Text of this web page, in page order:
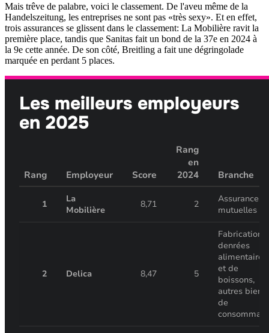
Mais trêve de palabre, voici le classement. De l'aveu même de la
Handelszeitung, les entreprises ne sont pas «très sexy». Et en effet,
trois assurances se glissent dans le classement: La Mobilière ravit la
première place, tandis que Sanitas fait un bond de la 37e en 2024 à
la 9e cette année. De son côté, Breitling a fait une dégringolade
marquée en perdant 5 places.